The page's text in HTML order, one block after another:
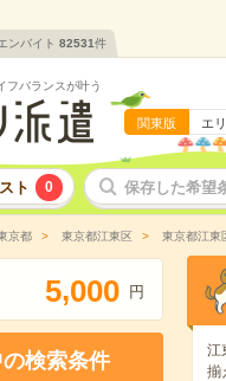
ンバイト 82531件
フバランスが叶う
関東版 エ
ト 0 保存した希望
京都 東京都江東区 東京都江東
5,000 円
検索条件 江
揃